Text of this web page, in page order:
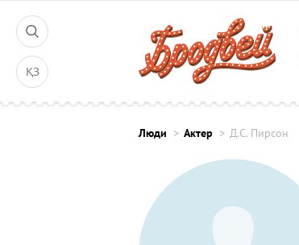
ҚЗ
Люди Актер Д.С. Пирсон